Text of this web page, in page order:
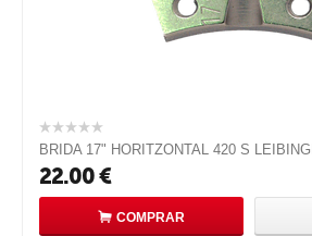
BRIDA 17" HORITZONTAL 420 S
22.00€
COMPRAR